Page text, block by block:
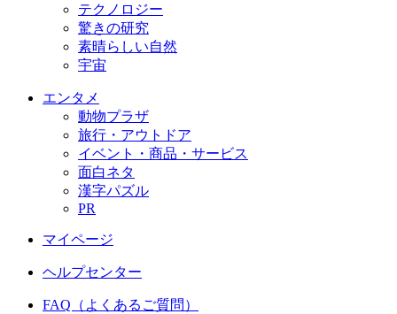
テクノロジー
驚きの研究
素晴らしい自然
宇宙
エンタメ
動物プラザ
旅行・アウトドア
イベント・商品・サービス
面白ネタ
漢字パズル
PR
マイページ
ヘルプセンター
FAQ（よくあるご質問）